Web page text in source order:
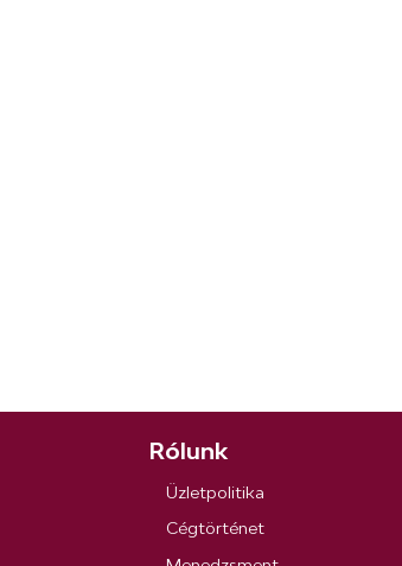
Rólunk
Üzletpolitika
Cégtörténet